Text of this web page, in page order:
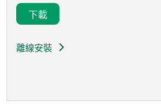
下載
離線安裝